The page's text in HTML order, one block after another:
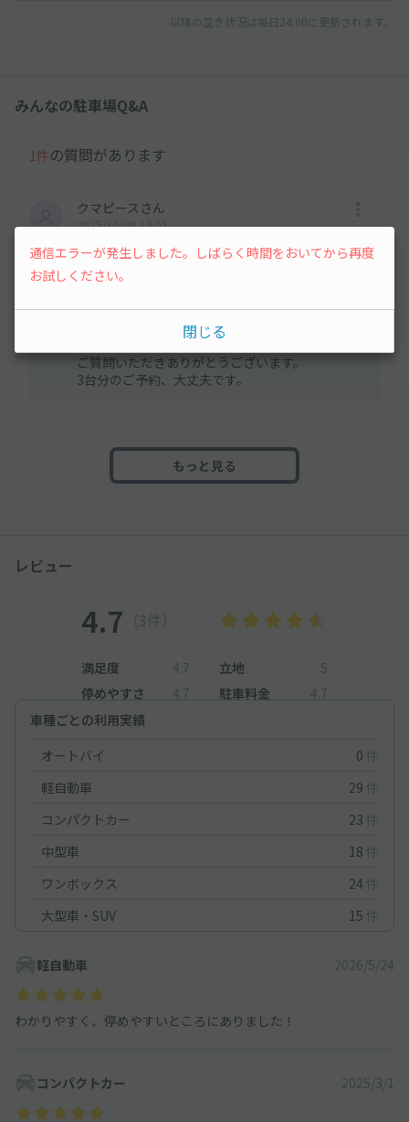
以降の空き状況は毎日24:00に更新されます。
みんなの駐車場Q&A
1件の質問があります
クマピースさん
2025/10/08 19:01
3台予約とか大丈夫ですか。
ご質問いただきありがとうございます。
3台分のご予約、大丈夫です。
もっと見る
レビュー
4.7 （3件）
満足度 4.7 立地
5
停めやすさ
4.7 駐車料金
4.7
車種ごとの利用実績
オートバイ
0 件
軽自動車
29 件
コンパクトカー
23 件
中型車
18 件
ワンボックス
24 件
大型車・SUV
15 件
軽自動車 2026/5/24
わかりやすく、停めやすいところにありました！
コンパクトカー 2025/3/1
通信エラーが発生しました。しばらく時間をおいてから再度
お試しください。
閉じる